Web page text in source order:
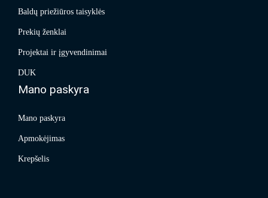
Baldų priežiūros taisyklės
Prekių ženklai
Projektai ir įgyvendinimai
DUK
Mano paskyra
Mano paskyra
Apmokėjimas
Krepšelis